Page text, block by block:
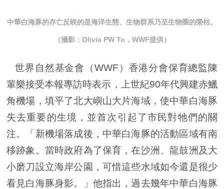
中華白海豚的存亡反映的是海洋生態、生物群系乃至生物圈的榮枯。
（攝影：Olivia PW To，WWF提供）
世界自然基金會（WWF）香港分會保育總監陳
輩樂接受本報專訪時表示，上世紀90年代興建赤鱲
角機場，填平了北大嶼山大片海域，使中華白海豚
失去重要的生境，並首次引起了市民對牠們的關
注。「新機場落成後，中華白海豚的活動區域有南
移跡象。當時政府為了保育，在沙洲、龍鼓洲及大
小磨刀設立海岸公園，可惜這些水域如今還是很少
看見白海豚身影。」他指出，過去幾年中華白海豚